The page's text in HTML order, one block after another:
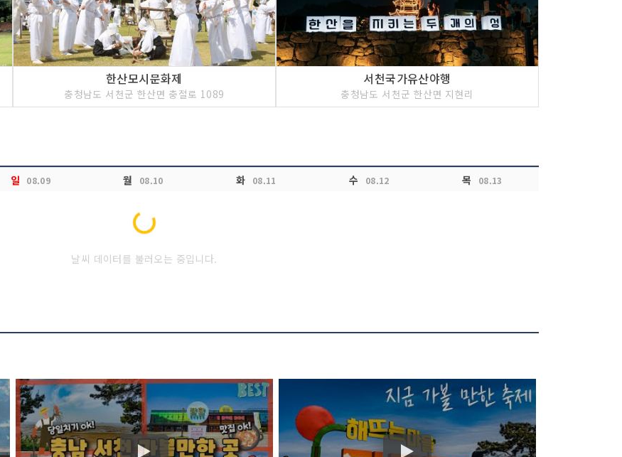
한산모시문화제
충청남도 서천군 한산면 충절로 1089
서천국가유산야행
충청남도 서천군 한산면 지현리
일 08.09 월 08.10 화 08.11 수 08.12 목 08.13
Loading...
날씨 데이터를 불러오는 중입니다.